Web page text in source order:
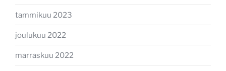
tammikuu 2023
joulukuu 2022
marraskuu 2022